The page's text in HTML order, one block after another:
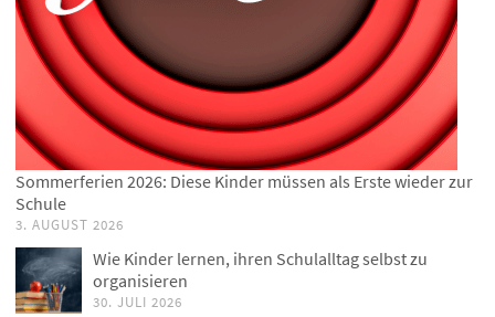
Sommerferien 2026: Diese Kinder müssen als Erste wieder zur
Schule
3. AUGUST 2026
Wie Kinder lernen, ihren Schulalltag selbst zu
organisieren
30. JULI 2026